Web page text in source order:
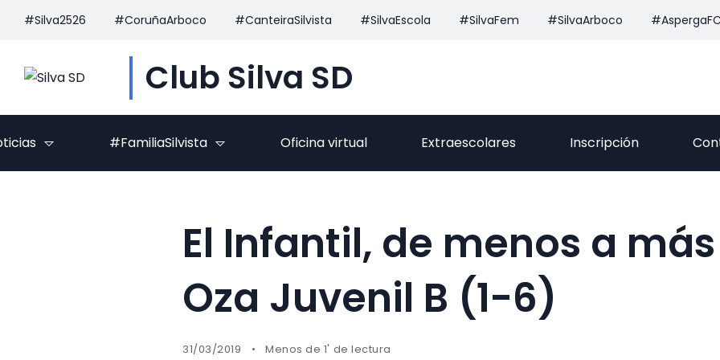
#Silva2526 #CoruñaArboco #CanteiraSilvista #SilvaEscola #SilvaFem #SilvaArboco #AspergaFC
Club Silva SD
#FamiliaSilvista Oficina virtual Extraescolares Inscripción
El Infantil, de menos a
Oza Juvenil B (1-6)
31/03/2019 Menos de 1' de lectura